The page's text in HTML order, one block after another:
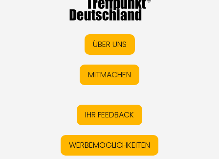
ÜBER UNS
MITMACHEN
IHR FEEDBACK
WERBEMÖGLICHKEITEN